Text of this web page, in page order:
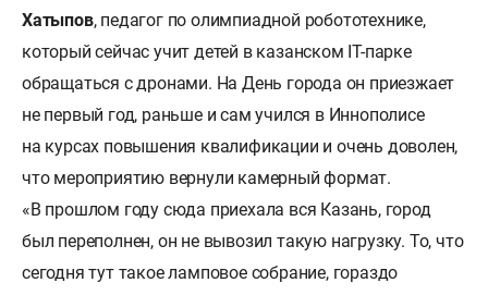
Хатыпов, педагог по олимпиадной робототехнике,
который сейчас учит детей в казанском IT-парке
обращаться с дронами. На День города он приезжает
не первый год, раньше и сам учился в Иннополисе
на курсах повышения квалификации и очень доволен,
что мероприятию вернули камерный формат.
«В прошлом году сюда приехала вся Казань, город
был переполнен, он не вывозил такую нагрузку. То, что
сегодня тут такое ламповое собрание, гораздо